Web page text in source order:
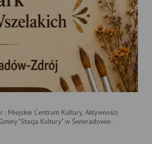
: Miejskie Centrum Kultury, Aktywności
"Stacja Kultury" w Świeradowie-